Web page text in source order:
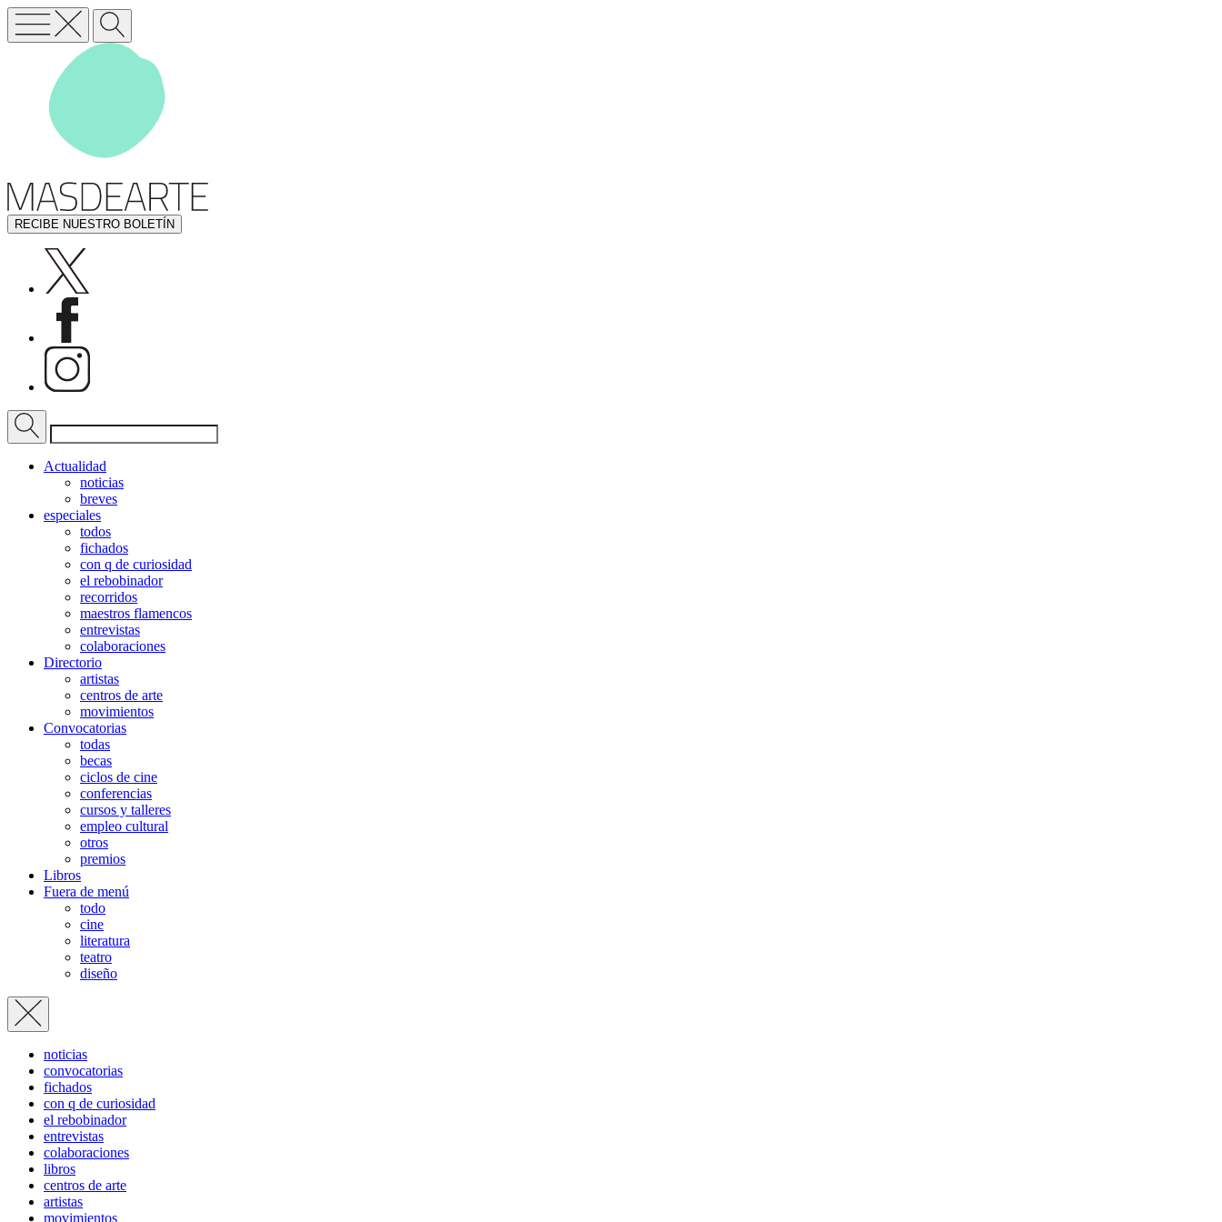
RECIBE NUESTRO BOLETÍN
Actualidad
noticias
breves
especiales
todos
fichados
con q de curiosidad
el rebobinador
recorridos
maestros flamencos
entrevistas
colaboraciones
Directorio
artistas
centros de arte
movimientos
Convocatorias
todas
becas
ciclos de cine
conferencias
cursos y talleres
empleo cultural
otros
premios
Libros
Fuera de menú
todo
cine
literatura
teatro
diseño
noticias
convocatorias
fichados
con q de curiosidad
el rebobinador
entrevistas
colaboraciones
libros
centros de arte
artistas
movimientos